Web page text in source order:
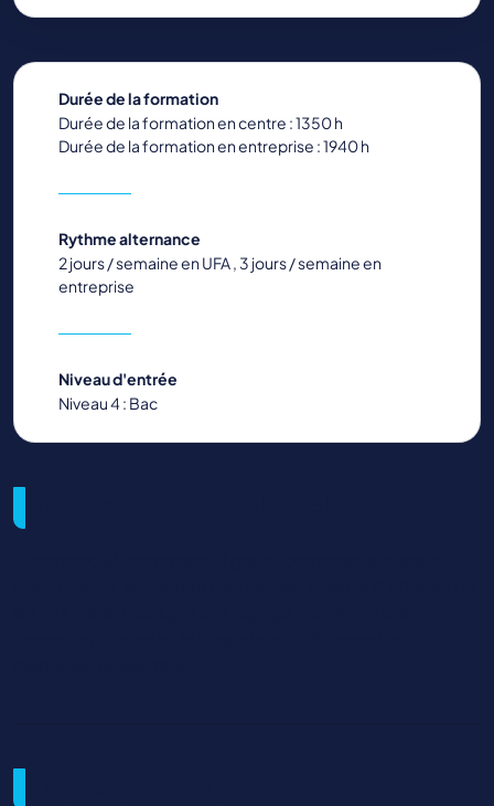
Durée de la formation
Durée de la formation en centre : 1350 h
Durée de la formation en entreprise : 1940 h
Rythme alternance
2 jours / semaine en UFA , 3 jours / semaine en
entreprise
Niveau d'entrée
Niveau 4 : Bac